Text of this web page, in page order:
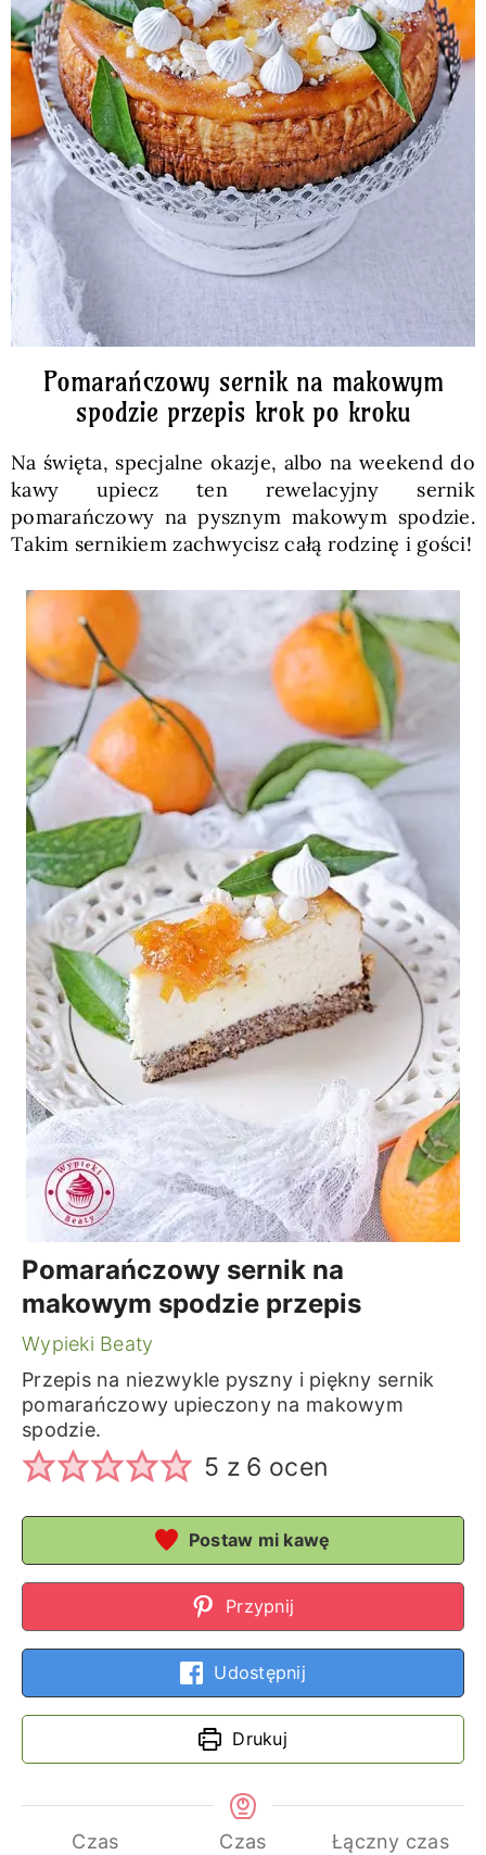
Pomarańczowy sernik na makowym
spodzie przepis krok po kroku
Na święta, specjalne okazje, albo na weekend do
kawy upiecz ten rewelacyjny sernik
pomarańczowy na pysznym makowym spodzie.
Takim sernikiem zachwycisz całą rodzinę i gości!
Pomarańczowy sernik na
makowym spodzie przepis
Wypieki Beaty
Przepis na niezwykle pyszny i piękny sernik
pomarańczowy upieczony na makowym
spodzie.
5 z 6 ocen
Postaw mi kawę
Przypnij
Udostępnij
Drukuj
Czas
Czas
Łączny czas